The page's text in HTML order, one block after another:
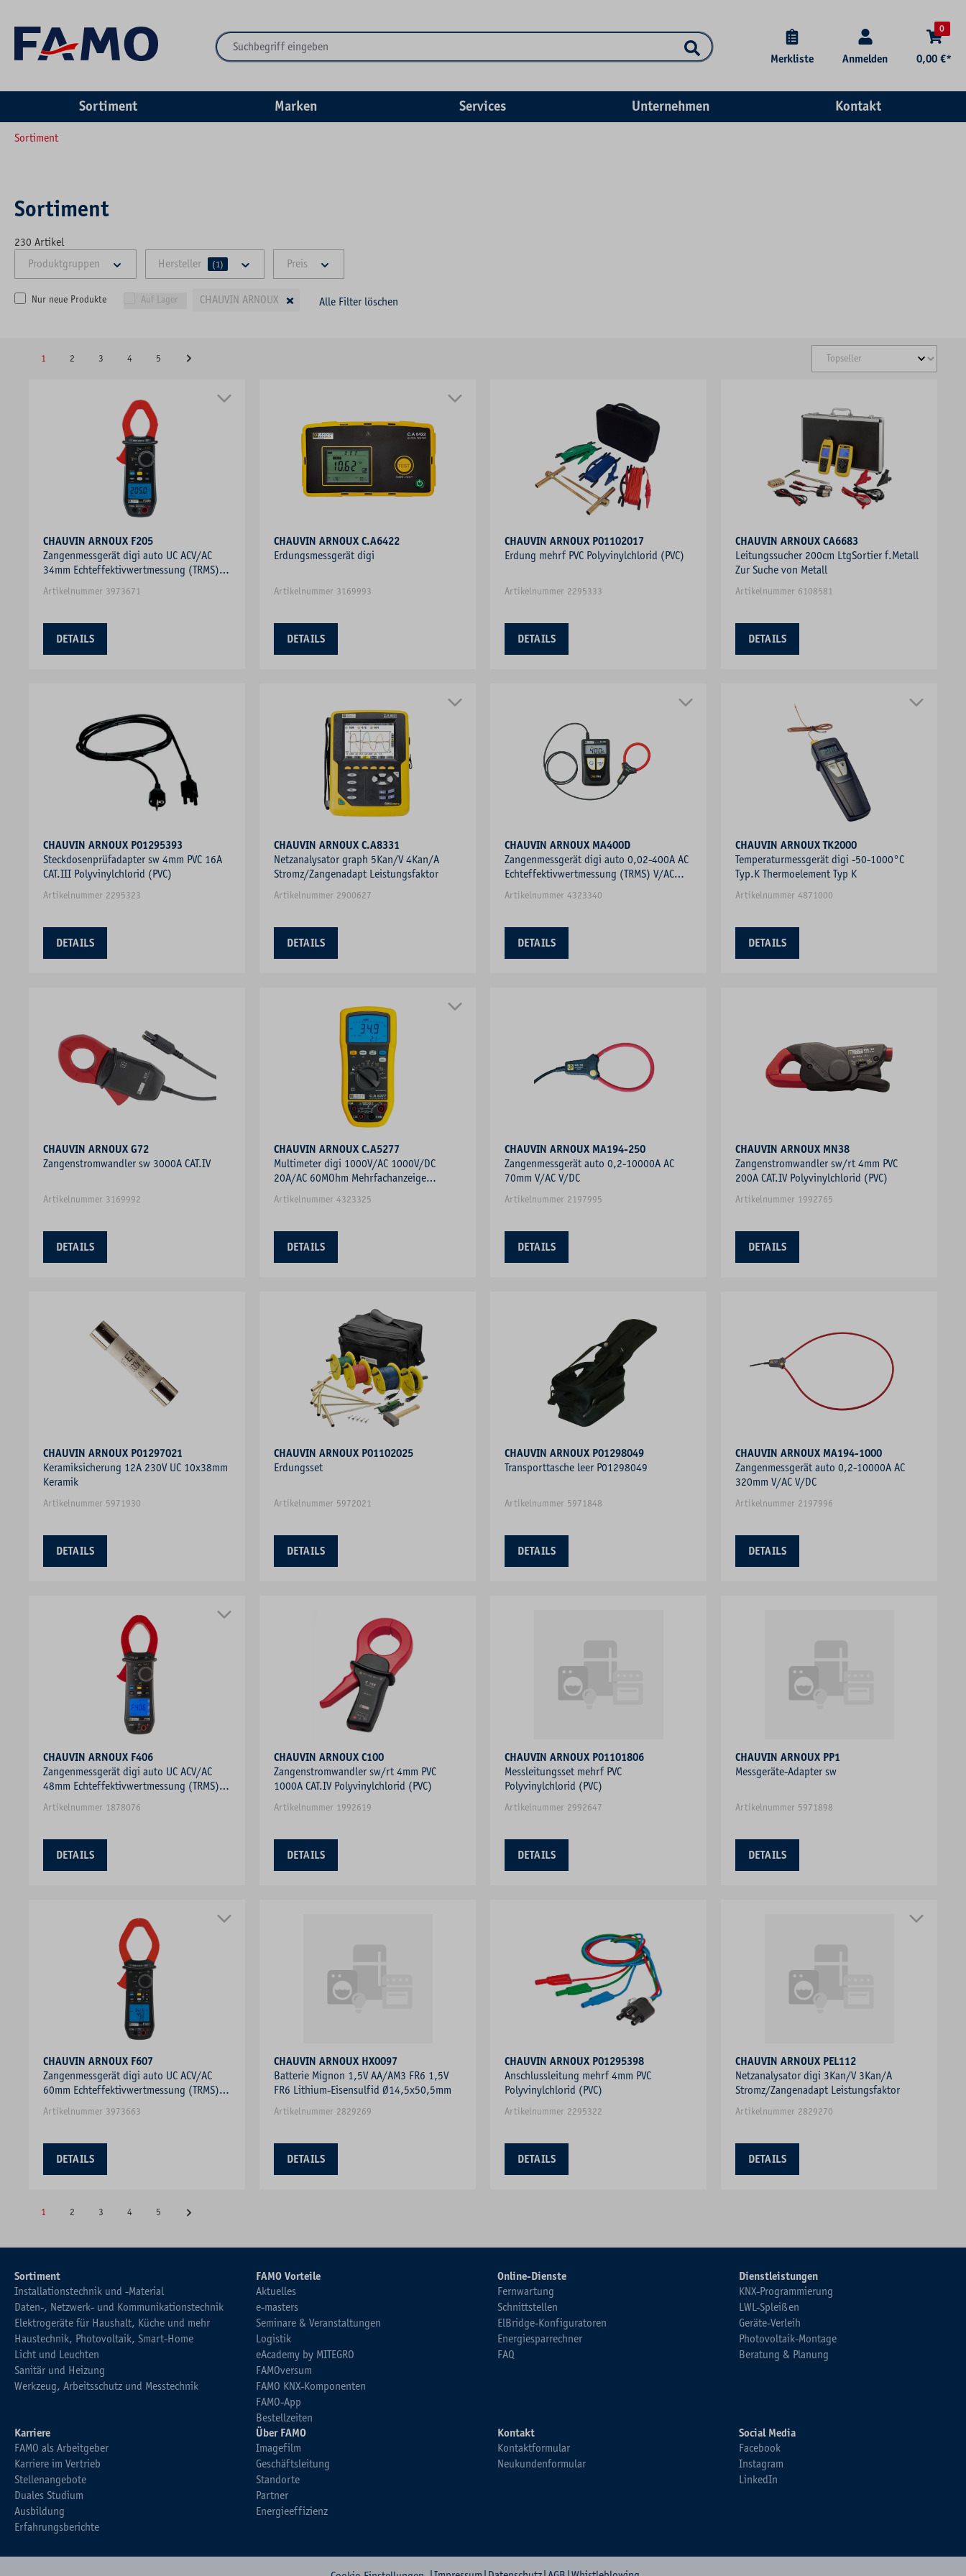
Merkliste Anmelden
0
0,00 €*
Sortiment Marken Services Unternehmen Kontakt
Sortiment
Sortiment
230 Artikel
Produktgruppen
Hersteller (1) Preis
Nur neue Produkte Auf Lager CHAUVIN ARNOUX × Alle Filter löschen
1 2 3 4 5
CHAUVIN ARNOUX F205
Zangenmessgerät digi auto UC ACV/AC
34mm Echteffektivwertmessung (TRMS)
DCV/DC
Artikelnummer 3973671
DETAILS
CHAUVIN ARNOUX C.A6422
Erdungsmessgerät digi
Artikelnummer 3169993
DETAILS
CHAUVIN ARNOUX P01102017
Erdung mehrf PVC Polyvinylchlorid (PVC)
Artikelnummer 2295333
DETAILS
CHAUVIN ARNOUX CA6683
Leitungssucher 200cm LtgSortier f.Metall
Zur Suche von Metall
Artikelnummer 6108581
DETAILS
CHAUVIN ARNOUX P01295393
Steckdosenprüfadapter sw 4mm PVC 16A
CAT.III Polyvinylchlorid (PVC)
Artikelnummer 2295323
DETAILS
CHAUVIN ARNOUX C.A8331
Netzanalysator graph 5Kan/V 4Kan/A
Stromz/Zangenadapt Leistungsfaktor
Artikelnummer 2900627
DETAILS
CHAUVIN ARNOUX MA400D
Zangenmessgerät digi auto 0,02-400A AC
Echteffektivwertmessung (TRMS) V/AC
V/DC
Artikelnummer 4323340
DETAILS
CHAUVIN ARNOUX TK2000
Temperaturmessgerät digi -50-1000°C
Typ.K Thermoelement Typ K
Artikelnummer 4871000
DETAILS
CHAUVIN ARNOUX G72
Zangenstromwandler sw 3000A CAT.IV
Artikelnummer 3169992
DETAILS
CHAUVIN ARNOUX C.A5277
Multimeter digi 1000V/AC 1000V/DC
20A/AC 60MOhm Mehrfachanzeige
man/auto
Artikelnummer 4323325
DETAILS
CHAUVIN ARNOUX MA194-250
Zangenmessgerät auto 0,2-10000A AC
70mm V/AC V/DC
Artikelnummer 2197995
DETAILS
CHAUVIN ARNOUX MN38
Zangenstromwandler sw/rt 4mm PVC
200A CAT.IV Polyvinylchlorid (PVC)
Artikelnummer 1992765
DETAILS
CHAUVIN ARNOUX P01297021
Keramiksicherung 12A 230V UC 10x38mm
Keramik
Artikelnummer 5971930
DETAILS
CHAUVIN ARNOUX P01102025
Erdungsset
Artikelnummer 5972021
DETAILS
CHAUVIN ARNOUX P01298049
Transporttasche leer P01298049
Artikelnummer 5971848
DETAILS
CHAUVIN ARNOUX MA194-1000
Zangenmessgerät auto 0,2-10000A AC
320mm V/AC V/DC
Artikelnummer 2197996
DETAILS
CHAUVIN ARNOUX F406
Zangenmessgerät digi auto UC ACV/AC
48mm Echteffektivwertmessung (TRMS)
DCV/DC
Artikelnummer 1878076
DETAILS
CHAUVIN ARNOUX C100
Zangenstromwandler sw/rt 4mm PVC
1000A CAT.IV Polyvinylchlorid (PVC)
Artikelnummer 1992619
DETAILS
CHAUVIN ARNOUX P01101806
Messleitungsset mehrf PVC
Polyvinylchlorid (PVC)
Artikelnummer 2992647
DETAILS
CHAUVIN ARNOUX PP1
Messgeräte-Adapter sw
Artikelnummer 5971898
DETAILS
CHAUVIN ARNOUX F607
Zangenmessgerät digi auto UC ACV/AC
60mm Echteffektivwertmessung (TRMS)
DCV/DC
Artikelnummer 3973663
DETAILS
CHAUVIN ARNOUX HX0097
Batterie Mignon 1,5V AA/AM3 FR6 1,5V
FR6 Lithium-Eisensulfid Ø14,5x50,5mm
Artikelnummer 2829269
DETAILS
CHAUVIN ARNOUX P01295398
Anschlussleitung mehrf 4mm PVC
Polyvinylchlorid (PVC)
Artikelnummer 2295322
DETAILS
CHAUVIN ARNOUX PEL112
Netzanalysator digi 3Kan/V 3Kan/A
Stromz/Zangenadapt Leistungsfaktor
Artikelnummer 2829270
DETAILS
1 2 3 4 5
Sortiment
Installationstechnik und -Material
Daten-, Netzwerk- und Kommunikationstechnik
Elektrogeräte für Haushalt, Küche und mehr
Haustechnik, Photovoltaik, Smart-Home
Licht und Leuchten
Sanitär und Heizung
Werkzeug, Arbeitsschutz und Messtechnik
FAMO Vorteile
Aktuelles
e-masters
Seminare & Veranstaltungen
Logistik
eAcademy by MITEGRO
FAMOversum
FAMO KNX-Komponenten
FAMO-App
Bestellzeiten
Online-Dienste
Fernwartung
Schnittstellen
ElBridge-Konfiguratoren
Energiesparrechner
FAQ
Dienstleistungen
KNX-Programmierung
LWL-Spleißen
Geräte-Verleih
Photovoltaik-Montage
Beratung & Planung
Karriere
FAMO als Arbeitgeber
Karriere im Vertrieb
Stellenangebote
Duales Studium
Ausbildung
Erfahrungsberichte
Über FAMO
Imagefilm
Geschäftsleitung
Standorte
Partner
Energieeffizienz
Kontakt
Kontaktformular
Neukundenformular
Social Media
Facebook
Instagram
LinkedIn